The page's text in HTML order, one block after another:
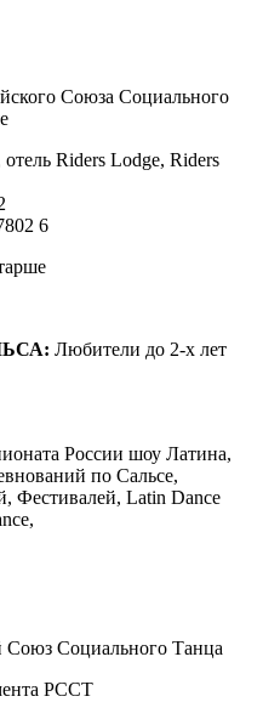
Союза Социального
Riders Lodge, Riders
6
Любители до 2-х лет
России шоу Латина,
по Сальсе,
Фестивалей, Latin Dance
Союз Социального Танца
РССТ